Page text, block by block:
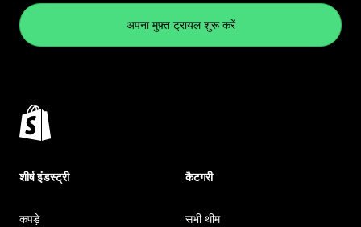
अपना मुफ़्त ट्रायल शुरू करें
शीर्ष इंडस्ट्री
कपड़े
कैटगरी
सभी थीम